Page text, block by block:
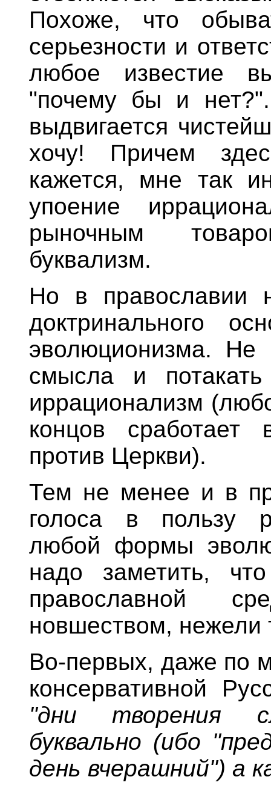
Похоже, что
серьезности и
любое известие
"почему бы и
выдвигается
хочу! Причем
кажется, мне так
упоение
рыночным
буквализм.
Но в православии
доктринального
эволюционизма. Не
смысла и
иррационализм
концов сработает
против Церкви).
Тем не менее и в
голоса в пользу
любой формы
надо заметить,
православной
новшеством, нежели
Во-первых, даже по
консервативной
"дни творения
буквально (ибо
день вчерашний") а